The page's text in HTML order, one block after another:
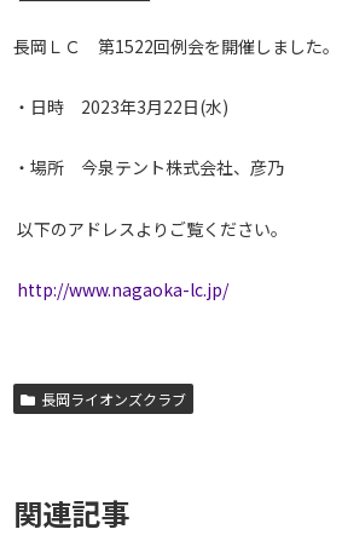
長岡ＬＣ 第1522回例会を開催しました。
・日時 2023年3月22日(水)
・場所 今泉テント株式会社、彦乃
以下のアドレスよりご覧ください。
http://www.nagaoka-lc.jp/
長岡ライオンズクラブ
関連記事